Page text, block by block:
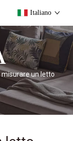
Italiano
misurare un letto